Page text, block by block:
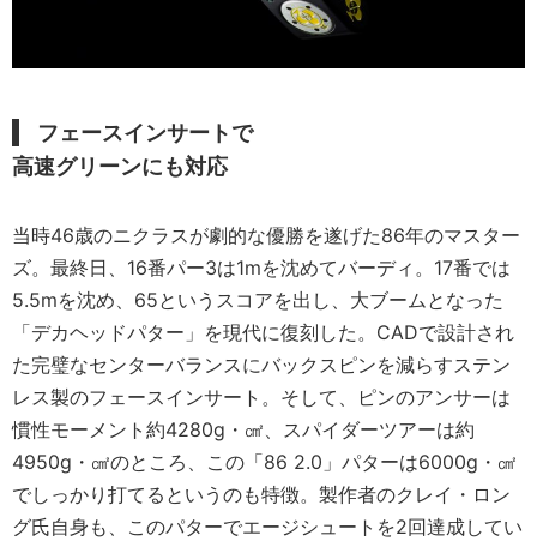
フェースインサートで
高速グリーンにも対応
当時46歳のニクラスが劇的な優勝を遂げた86年のマスター
ズ。最終日、16番パー3は1mを沈めてバーディ。17番では
5.5mを沈め、65というスコアを出し、大ブームとなった
「デカヘッドパター」を現代に復刻した。CADで設計され
た完璧なセンターバランスにバックスピンを減らすステン
レス製のフェースインサート。そして、ピンのアンサーは
慣性モーメント約4280g・㎠、スパイダーツアーは約
4950g・㎠のところ、この「86 2.0」パターは6000g・㎠
でしっかり打てるというのも特徴。製作者のクレイ・ロン
グ氏自身も、このパターでエージシュートを2回達成してい